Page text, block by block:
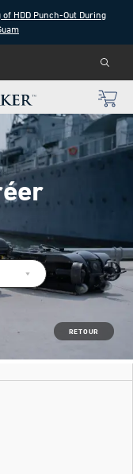
HDD Punch-Out During
RETOUR